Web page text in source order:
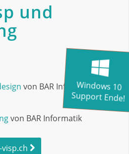
Windows 10
Support Ende!
und
von BAR Informatik
von BAR Informatik